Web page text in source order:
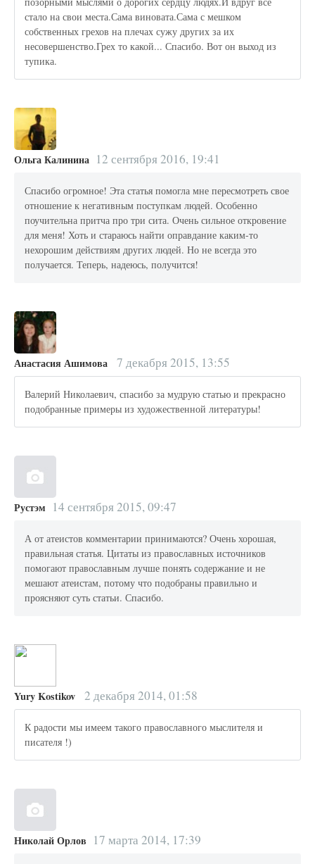
стало на свои места.Сама виновата.Сама с мешком
собственных грехов на плечах сужу других за их
несовершенство.Грех то какой... Спасибо. Вот он выход из
тупика.
Ольга Калинина 12 сентября 2016, 19:41
Спасибо огромное! Эта статья помогла мне пересмотреть свое
отношение к негативным поступкам людей. Особенно
поучительна притча про три сита. Очень сильное откровение
для меня! Хоть и стараюсь найти оправдание каким-то
нехорошим действиям других людей. Но не всегда это
получается. Теперь, надеюсь, получится!
Анастасия Ашимова 7 декабря 2015, 13:55
Валерий Николаевич, спасибо за мудрую статью и прекрасно
подобранные примеры из художественной литературы!
Рустэм 14 сентября 2015, 09:47
А от атеистов комментарии принимаются? Очень хорошая,
правильная статья. Цитаты из православных источников
помогают православным лучше понять содержание и не
мешают атеистам, потому что подобраны правильно и
проясняют суть статьи. Спасибо.
Yury Kostikov 2 декабря 2014, 01:58
К радости мы имеем такого православного мыслителя и
писателя !)
Николай Орлов 17 марта 2014, 17:39